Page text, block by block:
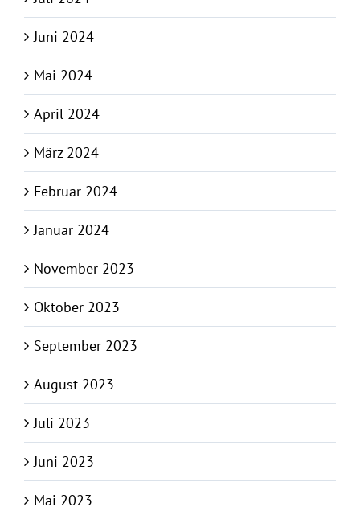
Juni 2024
Mai 2024
April 2024
März 2024
Februar 2024
Januar 2024
November 2023
Oktober 2023
September 2023
August 2023
Juli 2023
Juni 2023
Mai 2023